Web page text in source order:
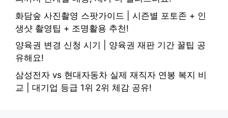
화담숲 사진촬영 스팟가이드 | 시즌별 포토존 + 인
생샷 촬영팁 + 조명활용 추천!
양육권 변경 신청 시기 | 양육권 재판 기간 꿀팁 공
유해요!
삼성전자 vs 현대자동차 실제 재직자 연봉 복지 비
교 | 대기업 등급 1위 2위 체감 공유!